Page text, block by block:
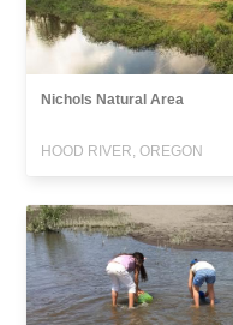
Nichols Natural Area
HOOD RIVER, OREGON